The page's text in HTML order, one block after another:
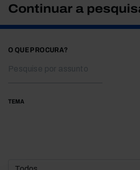
Continuar a
O QUE PROCURA?
TEMA